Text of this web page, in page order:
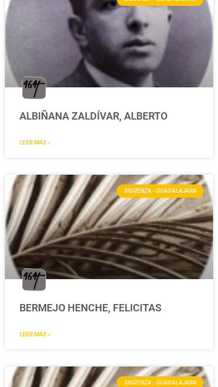
ALBIÑANA ZALDÍVAR, ALBERTO
LEER MÁS »
SIGÜENZA - GUADALAJARA
BERMEJO HENCHE, FELICITAS
LEER MÁS »
SIGÜENZA - GUADALAJARA